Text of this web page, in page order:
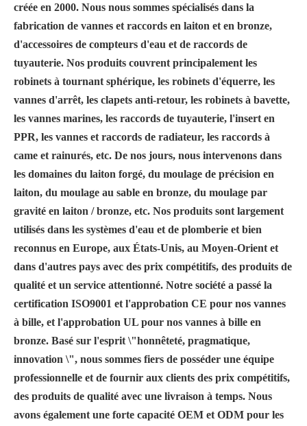
créée en 2000. Nous nous sommes spécialisés dans la
fabrication de vannes et raccords en laiton et en bronze,
d'accessoires de compteurs d'eau et de raccords de
tuyauterie. Nos produits couvrent principalement les
robinets à tournant sphérique, les robinets d'équerre, les
vannes d'arrêt, les clapets anti-retour, les robinets à bavette,
les vannes marines, les raccords de tuyauterie, l'insert en
PPR, les vannes et raccords de radiateur, les raccords à
came et rainurés, etc. De nos jours, nous intervenons dans
les domaines du laiton forgé, du moulage de précision en
laiton, du moulage au sable en bronze, du moulage par
gravité en laiton / bronze, etc. Nos produits sont largement
utilisés dans les systèmes d'eau et de plomberie et bien
reconnus en Europe, aux États-Unis, au Moyen-Orient et
dans d'autres pays avec des prix compétitifs, des produits de
qualité et un service attentionné. Notre société a passé la
certification ISO9001 et l'approbation CE pour nos vannes
à bille, et l'approbation UL pour nos vannes à bille en
bronze. Basé sur l'esprit \"honnêteté, pragmatique,
innovation \", nous sommes fiers de posséder une équipe
professionnelle et de fournir aux clients des prix compétitifs,
des produits de qualité avec une livraison à temps. Nous
avons également une forte capacité OEM et ODM pour les